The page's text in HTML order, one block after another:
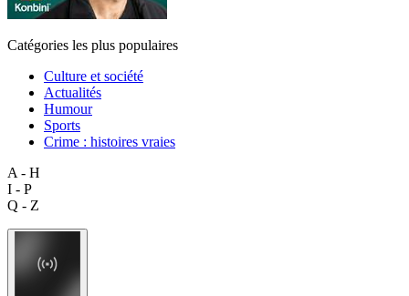
Catégories les plus populaires
Culture et société
Actualités
Humour
Sports
Crime : histoires vraies
A - H
I - P
Q - Z